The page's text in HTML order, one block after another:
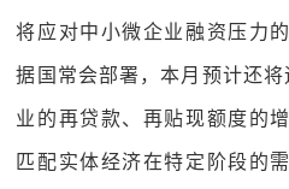
将应对中小微企业融资压力
据国常会部署，本月预计还
业的再贷款、再贴现额度的
匹配实体经济在特定阶段的